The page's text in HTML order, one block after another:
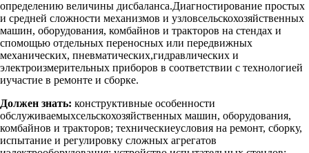
определению величины дисбаланса.Диагностирование простых
и средней сложности механизмов и узловсельскохозяйственных
машин, оборудования, комбайнов и тракторов на стендах и
спомощью отдельных переносных или передвижных
механических, пневматических,гидравлических и
электроизмерительных приборов в соответствии с технологией
иучастие в ремонте и сборке.
Должен знать: конструктивные особенности
обслуживаемыхсельскохозяйственных машин, оборудования,
комбайнов и тракторов; техническиеусловия на ремонт, сборку,
испытание и регулировку сложных агрегатов